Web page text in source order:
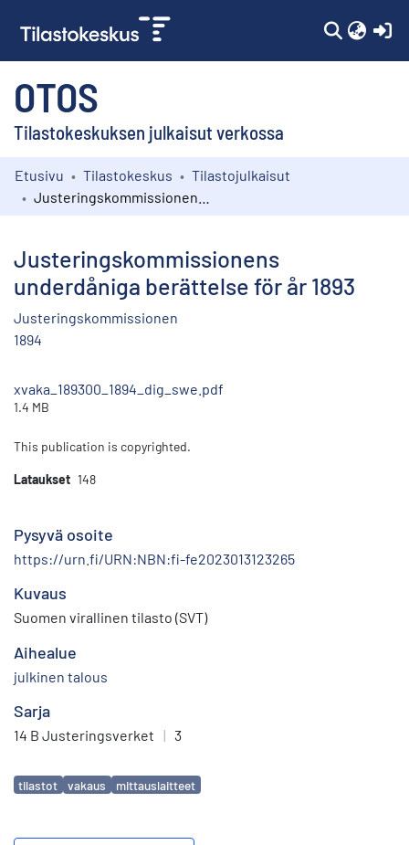
OTOS
Tilastokeskuksen julkaisut verkossa
Kokoelmat
Etusivu Tilastokeskus
Tilastojulkaisut
Justeringskommissionens
underdåniga berättelse för år 1893
Justeringskommissionen
1894
xvaka_189300_1894_dig_swe.pdf
1.4 MB
This publication is copyrighted.
Lataukset 148
Pysyvä osoite
https://urn.fi/URN:NBN:fi-fe2023013123265
Kuvaus
Suomen virallinen tilasto (SVT)
Aihealue
julkinen talous
Sarja
14 B Justeringsverket | 3
Avainsanat
tilastot vakaus mittauslaitteet